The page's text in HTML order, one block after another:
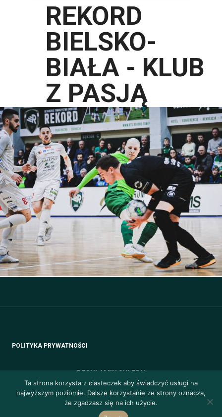
REKORD
BIELSKO-
BIAŁA - KLUB
Z PASJĄ
POLITYKA PRYWATNOŚCI
REGULAMIN SKLEPU
Ta strona korzysta z ciasteczek aby świadczyć usługi na
najwyższym poziomie. Dalsze korzystanie ze strony oznacza,
że zgadzasz się na ich użycie.